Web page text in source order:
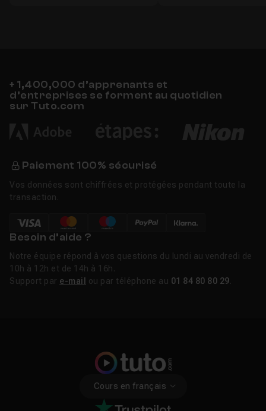
+ 1,400,000 d’apprenants et
d’entreprises se forment au quotidien
sur Tuto.com
Paiement 100% sécurisé
Vos données sont chiffrées et protégées pendant toute la
transaction.
Besoin d’aide ?
Notre équipe répond à vos questions du lundi au vendredi de
10h à 12h et de 14h à 16h.
Support par e-mail ou par téléphone au 01 84 80 80 29
Cours en français